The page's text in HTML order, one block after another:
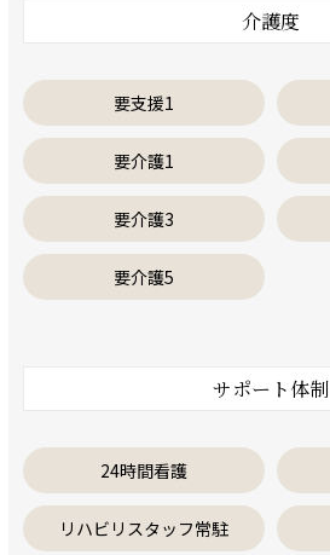
介護度
要支援1
要介護1
要介護3
要介護5
サポート体制
24時間看護
リハビリスタッフ常駐